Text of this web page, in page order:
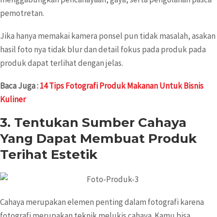
pemotretan.
Jika hanya memakai kamera ponsel pun tidak masalah, asakan
hasil foto nya tidak blur dan detail fokus pada produk pada
produk dapat terlihat dengan jelas.
Baca Juga :14 Tips Fotografi Produk Makanan Untuk Bisnis
Kuliner
3. Tentukan Sumber Cahaya
Yang Dapat Membuat Produk
Terihat Estetik
Cahaya merupakan elemen penting dalam fotografi karena